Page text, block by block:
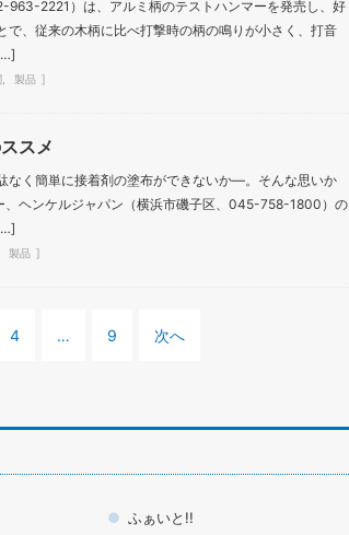
963-2221）は、アルミ柄のテストハンマーを発売し、好
で、従来の木柄に比べ打撃時の柄の鳴りが小さく、打音
製品
スメ
なく簡単に接着剤の塗布ができないか—。そんな思いか
、ヘンケルジャパン（横浜市磯子区、045-758-1800）の
製品
4 … 9 次へ
ふぁいと!!